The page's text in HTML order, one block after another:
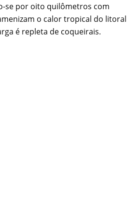
se por oito quilômetros com
o calor tropical do litoral
é repleta de coqueirais.